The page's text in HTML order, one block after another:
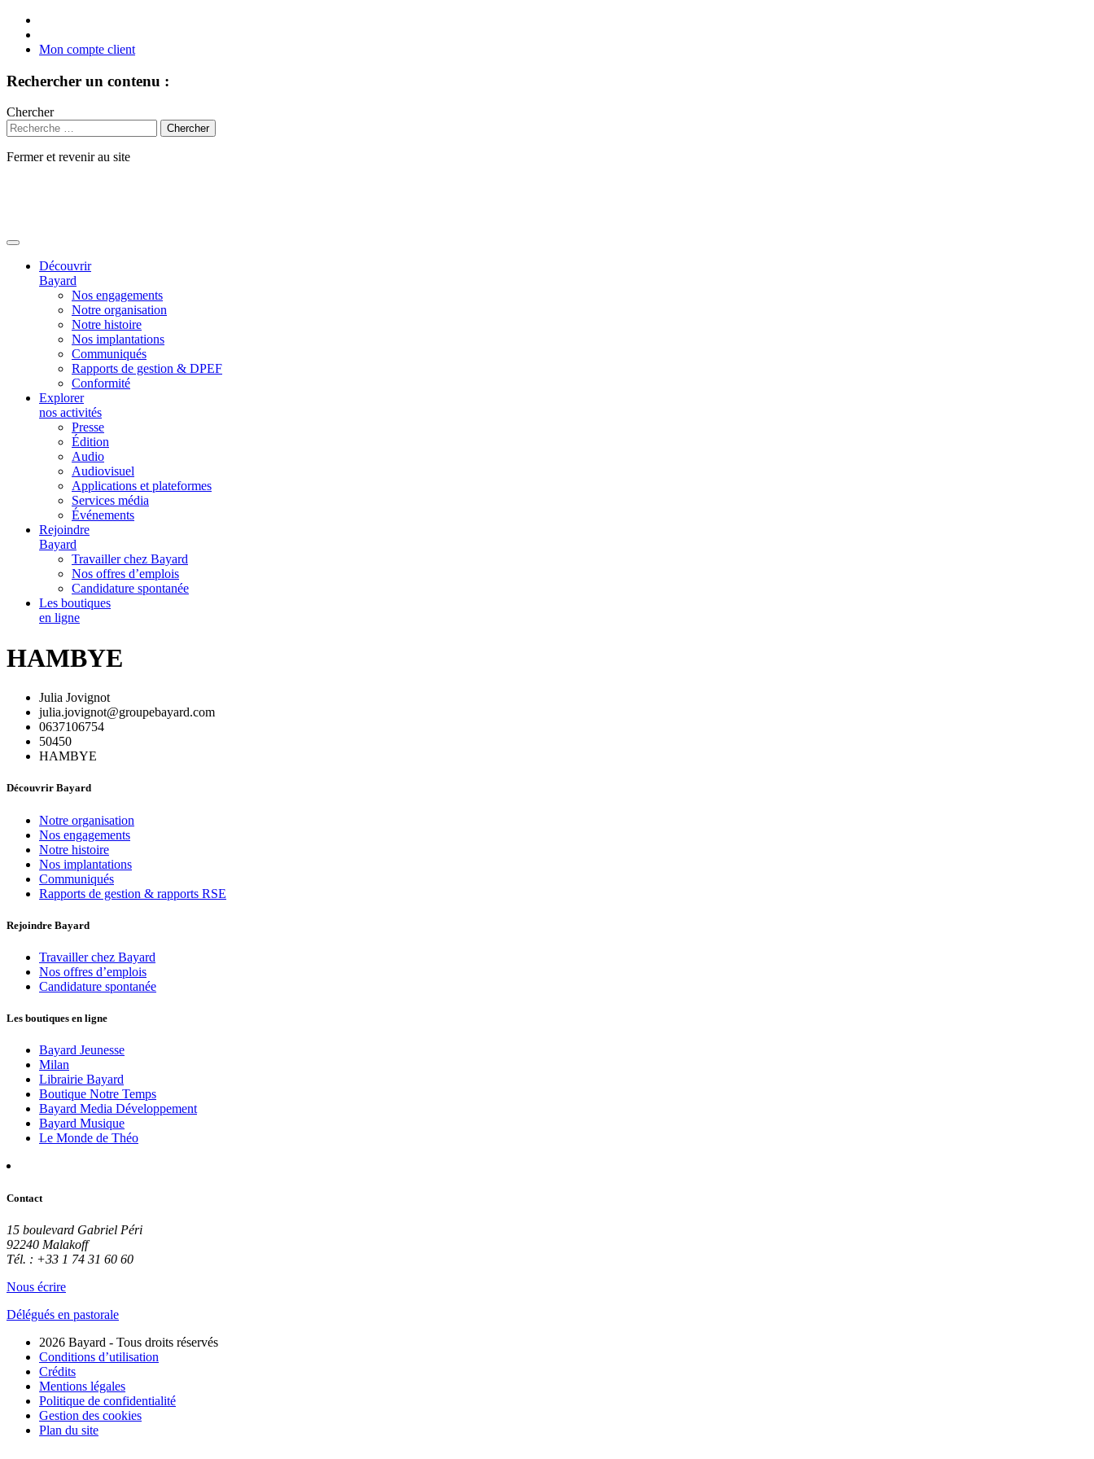
Mon compte client
Rechercher un contenu :
Chercher
Fermer et revenir au site
Découvrir
Bayard
Nos engagements
Notre organisation
Notre histoire
Nos implantations
Communiqués
Rapports de gestion & DPEF
Conformité
Explorer
nos activités
Presse
Édition
Audio
Audiovisuel
Applications et plateformes
Services média
Événements
Rejoindre
Bayard
Travailler chez Bayard
Nos offres d’emplois
Candidature spontanée
Les boutiques
en ligne
HAMBYE
Julia Jovignot
julia.jovignot@groupebayard.com
0637106754
50450
HAMBYE
Découvrir Bayard
Notre organisation
Nos engagements
Notre histoire
Nos implantations
Communiqués
Rapports de gestion & rapports RSE
Rejoindre Bayard
Travailler chez Bayard
Nos offres d’emplois
Candidature spontanée
Les boutiques en ligne
Bayard Jeunesse
Milan
Librairie Bayard
Boutique Notre Temps
Bayard Media Développement
Bayard Musique
Le Monde de Théo
Contact
15 boulevard Gabriel Péri
92240 Malakoff
Tél. : +33 1 74 31 60 60
Nous écrire
Délégués en pastorale
2026 Bayard - Tous droits réservés
Conditions d’utilisation
Crédits
Mentions légales
Politique de confidentialité
Gestion des cookies
Plan du site